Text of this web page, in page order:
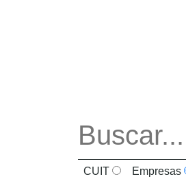
CUIT Empresas